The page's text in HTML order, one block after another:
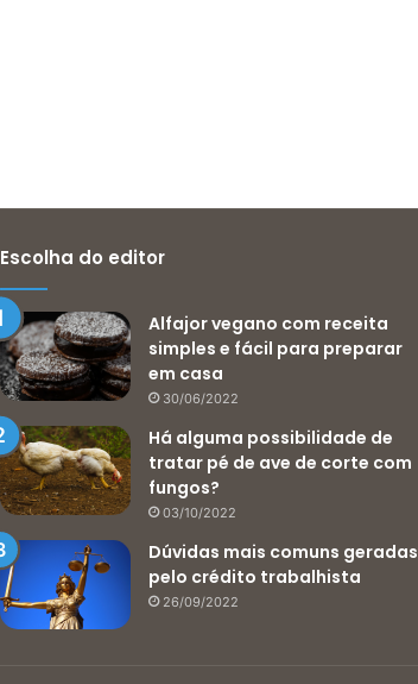
Escolha do editor
Alfajor vegano com receita
simples e fácil para preparar
em casa
30/06/2022
Há alguma possibilidade de
tratar pé de ave de corte com
fungos?
03/10/2022
Dúvidas mais comuns geradas
pelo crédito trabalhista
26/09/2022